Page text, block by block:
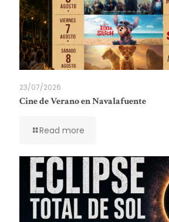
23/07/2026
Cine de Verano en Navalafuente
Read more